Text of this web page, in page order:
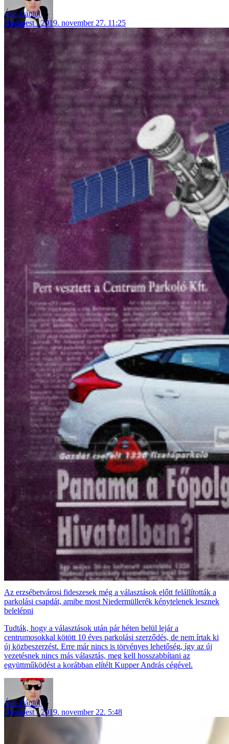
Ács Dániel
Budapest
2019. november 27. 11:25
Az erzsébetvárosi fideszesek még a választások előtt felállították a
parkolási csapdát, amibe most Niedermüllerék kénytelenek lesznek
belelépni
Tudták, hogy a választások után pár héten belül lejár a
centrumosokkal kötött 10 éves parkolási szerződés, de nem írtak ki
új közbeszerzést. Erre már nincs is törvényes lehetőség, így az új
vezetésnek nincs más választás, meg kell hosszabbítani az
együttműködést a korábban elítélt Kupper András cégével.
Ács Dániel
Budapest
2019. november 22. 5:48